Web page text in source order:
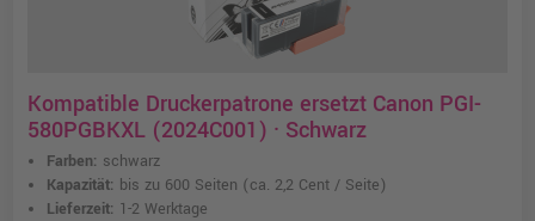
Kompatible Druckerpatrone ersetzt Canon PGI-
580PGBKXL (2024C001) · Schwarz
Farben: schwarz
Kapazität: bis zu 600 Seiten (ca. 2,2 Cent / Seite)
Lieferzeit: 1-2 Werktage